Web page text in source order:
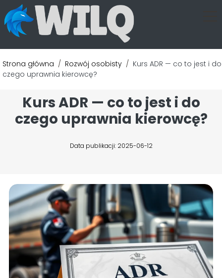
Strona główna / Rozwój osobisty / Kurs ADR — co to jest i do
czego uprawnia kierowcę?
Kurs ADR — co to jest i do
czego uprawnia kierowcę?
Data publikacji: 2025-06-12